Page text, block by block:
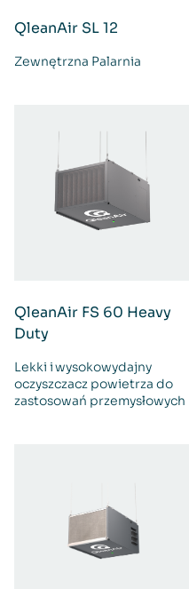
QleanAir SL 12
Zewnętrzna Palarnia
QleanAir FS 60 Heavy
Duty
Lekki i wysokowydajny
oczyszczacz powietrza do
zastosowań przemysłowych